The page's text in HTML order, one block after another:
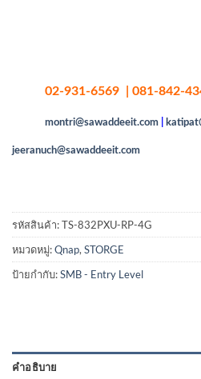
02-931-6569 | 081-842-
montri@sawaddeeit.com
jeeranuch@sawaddeeit.com
รหัสสินค้า:TS-832PXU-RP-4G
หมวดหมู่:Qnap, STORGE
ป้ายกำกับ:SMB - Entry Level
คำอธิบาย